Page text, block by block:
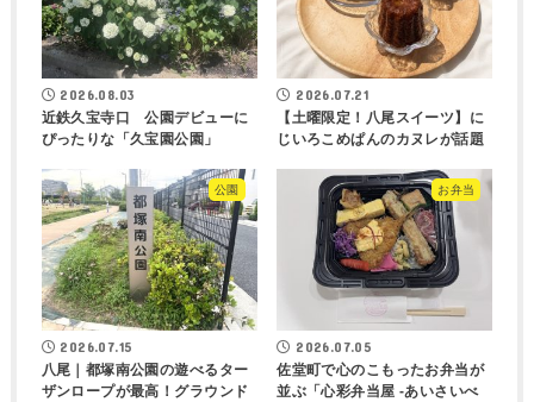
2026.08.03
近鉄久宝寺口 公園デビューに
ぴったりな「久宝園公園」
2026.07.21
【土曜限定！八尾スイーツ】に
じいろこめぱんのカヌレが話題
公園
2026.07.15
八尾｜都塚南公園の遊べるター
ザンロープが最高！グラウンド
お弁当
2026.07.05
佐堂町で心のこもったお弁当が
並ぶ「心彩弁当屋 -あいさいべ